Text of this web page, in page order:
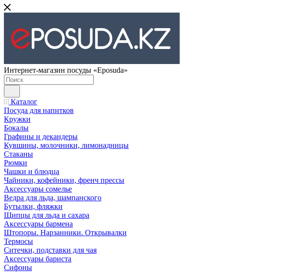
Интернет-магазин посуды «Eposuda»
Каталог
Посуда для напитков
Кружки
Бокалы
Графины и декандеры
Кувшины, молочники, лимонадницы
Стаканы
Рюмки
Чашки и блюдца
Чайники, кофейники, френч прессы
Аксессуары сомелье
Ведра для льда, шампанского
Бутылки, фляжки
Щипцы для льда и сахара
Аксессуары бармена
Штопоры. Нарзанники. Открывалки
Термосы
Ситечки, подставки для чая
Аксессуары бариста
Сифоны